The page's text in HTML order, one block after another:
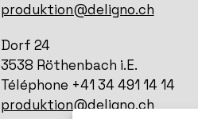
produktion@deligno.ch
Dorf 24
3538 Röthenbach i.E.
Téléphone +41 34 491 14 14
produktion@deligno.ch